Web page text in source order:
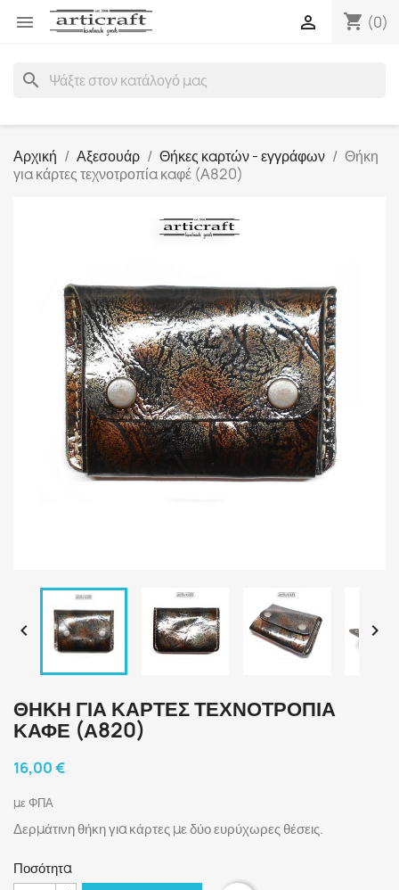
 shopping_cart (0)

search
Αρχική Αξεσουάρ Θήκες καρτών - εγγράφων
Θήκη
για κάρτες τεχνοτροπία καφέ (Α820)
 
ΘΉΚΗ ΓΙΑ ΚΆΡΤΕΣ ΤΕΧΝΟΤΡΟΠΊΑ
ΚΑΦΈ (Α820)
16,00 €
με ΦΠΑ
Δερμάτινη θήκη για κάρτες με δύο ευρύχωρες θέσεις.
Ποσότητα